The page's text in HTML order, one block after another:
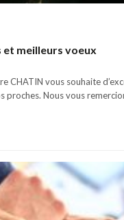
et meilleurs voeux
CHATIN vous souhaite
proches. Nous vous